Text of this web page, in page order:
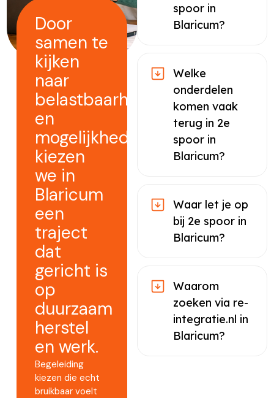
Door
samen te
kijken
naar
belastbaarheid
en
mogelijkheden
kiezen
we in
Blaricum
een
traject
dat
gericht is
op
duurzaam
herstel
en werk.
Begeleiding
kiezen die echt
bruikbaar voelt
spoor in
Blaricum?
Welke
onderdelen
komen vaak
terug in 2e
spoor in
Blaricum?
Waar let je op
bij 2e spoor in
Blaricum?
Waarom
zoeken via re-
integratie.nl in
Blaricum?